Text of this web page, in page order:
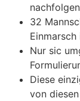
32
Nur sic
Diese
von